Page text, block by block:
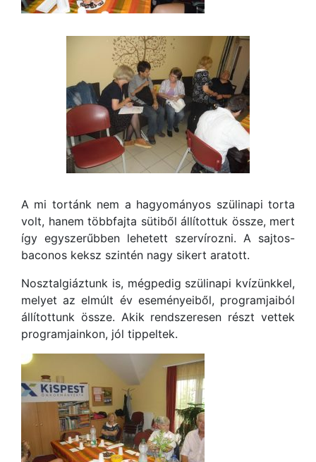
A mi tortánk nem a hagyományos szülinapi torta
volt, hanem többfajta sütiből állítottuk össze, mert
így egyszerűbben lehetett szervírozni. A sajtos-
baconos keksz szintén nagy sikert aratott.
Nosztalgiáztunk is, mégpedig szülinapi kvízünkkel,
melyet az elmúlt év eseményeiből, programjaiból
állítottunk össze. Akik rendszeresen részt vettek
programjainkon, jól tippeltek.